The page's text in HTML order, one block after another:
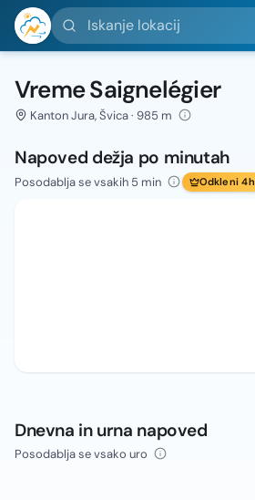
Iskanje lokacij
Vreme Saignelégier
Kanton Jura, Švica · 985 m
Napoved dežja po minutah
Posodablja se vsakih 5 min Odkleni 4h
Dnevna in urna napoved
Posodablja se vsako uro